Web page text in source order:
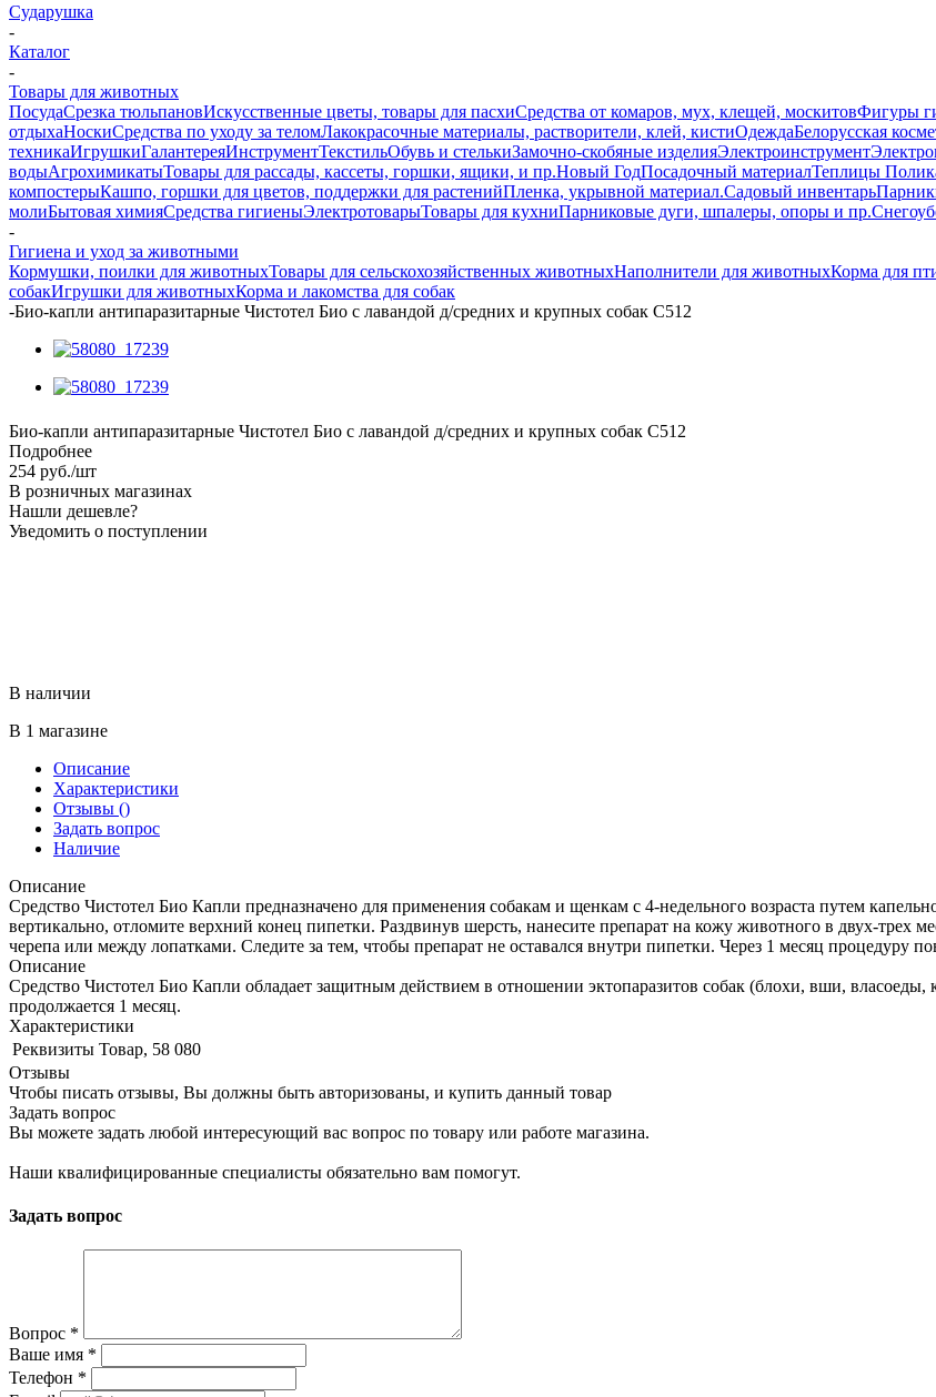
Сударушка
-
Каталог
-
Товары для животных
ПосудаСрезка тюльпановИскусственные цветы, товары для пасхиСредства от комаров, мух, клещей, москитовФигуры
отдыхаНоскиСредства по уходу за теломЛакокрасочные материалы, растворители, клей, кистиОдеждаБелорусская
техникаИгрушкиГалантереяИнструментТекстильОбувь и стелькиЗамочно-скобяные изделияЭлектроинструмент
водыАгрохимикатыТовары для рассады, кассеты, горшки, ящики, и пр.Новый ГодПосадочный материалТеплицы
компостерыКашпо, горшки для цветов, поддержки для растенийПленка, укрывной материал.Садовый инвентарь
молиБытовая химияСредства гигиеныЭлектротоварыТовары для кухниПарниковые дуги, шпалеры, опоры и пр.
-
Гигиена и уход за животными
Кормушки, поилки для животныхТовары для сельскохозяйственных животныхНаполнители для животныхКорма для
собакИгрушки для животныхКорма и лакомства для собак
-Био-капли антипаразитарные Чистотел Био с лавандой д/средних и крупных собак С512
Био-капли антипаразитарные Чистотел Био с лавандой д/средних и крупных собак С512
Подробнее
254 руб./шт
В розничных магазинах
Нашли дешевле?
Уведомить о поступлении
В наличии
В 1 магазине
Описание
Характеристики
Отзывы ()
Задать вопрос
Наличие
Описание
Средство Чистотел Био Капли предназначено для применения собакам и щенкам с 4-недельного возраста путем
вертикально, отломите верхний конец пипетки. Раздвинув шерсть, нанесите препарат на кожу животного в двух-трех
черепа или между лопатками. Следите за тем, чтобы препарат не оставался внутри пипетки. Через 1 месяц процедуру
Описание
Средство Чистотел Био Капли обладает защитным действием в отношении эктопаразитов собак (блохи, вши,
продолжается 1 месяц.
Характеристики
Реквизиты Товар, 58 080
Отзывы
Чтобы писать отзывы, Вы должны быть авторизованы, и купить данный товар
Задать вопрос
Вы можете задать любой интересующий вас вопрос по товару или работе магазина.
Наши квалифицированные специалисты обязательно вам помогут.
Задать вопрос
Вопрос *
Ваше имя *
Телефон *